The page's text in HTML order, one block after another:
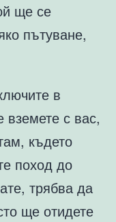
ще се
пътуване,
в
с вас,
където
поход до
трябва да
ще отидете